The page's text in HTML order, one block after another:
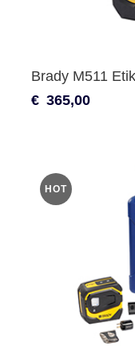
Brady M511
€ 365,00
HOT